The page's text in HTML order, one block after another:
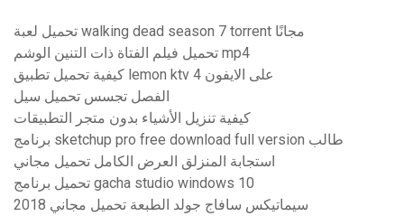
تحميل لعبة walking dead season 7 torrent مجانًا
تحميل فيلم الفتاة ذات التنين الوشم mp4
كيفية تحميل تطبيق lemon ktv على الايفون 4
الفصل تجسس تحميل سيل
كيفية تنزيل الأشياء بدون متجر التطبيقات
برنامج sketchup pro free download full version طالب
استجابة المنزلق العرض الكامل تحميل مجاني
تحميل برنامج gacha studio windows 10
سيماتيكس سافاج جولد الطبعة تحميل مجاني 2018